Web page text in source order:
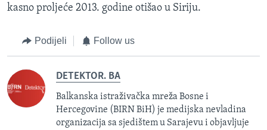
kasno proljeće 2013. godine otišao u Siriju.
Podijeli Follow us
DETEKTOR. BA
Balkanska istraživačka mreža Bosne i
Hercegovine (BIRN BiH) je medijska nevladina
organizacija sa sjedištem u Sarajevu i objavljuje